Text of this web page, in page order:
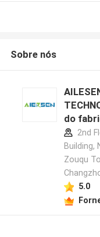
Sobre nós
do
2nd
Building,
Zouqu
5.0